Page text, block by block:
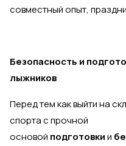
совместный опыт,
Безопасность и
лыжников
Перед тем как выйти на
спорта с прочной
основой подготовкии